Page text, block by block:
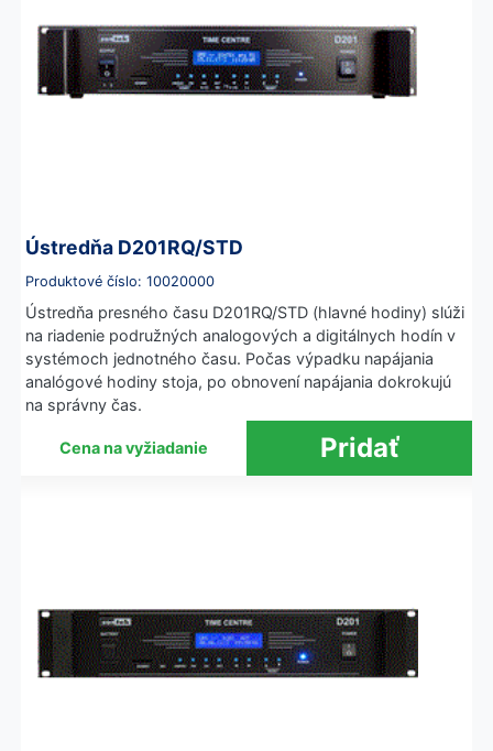
Ústredňa D201RQ/STD
Produktové číslo: 10020000
Ústredňa presného času D201RQ/STD (hlavné hodiny) slúži
na riadenie podružných analogových a digitálnych hodín v
systémoch jednotného času. Počas výpadku napájania
analógové hodiny stoja, po obnovení napájania dokrokujú
na správny čas.
Cena na vyžiadanie